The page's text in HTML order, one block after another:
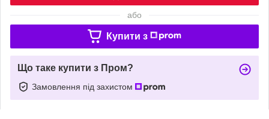
або
Купити з
Що таке купити з Пром?
Замовлення під захистом